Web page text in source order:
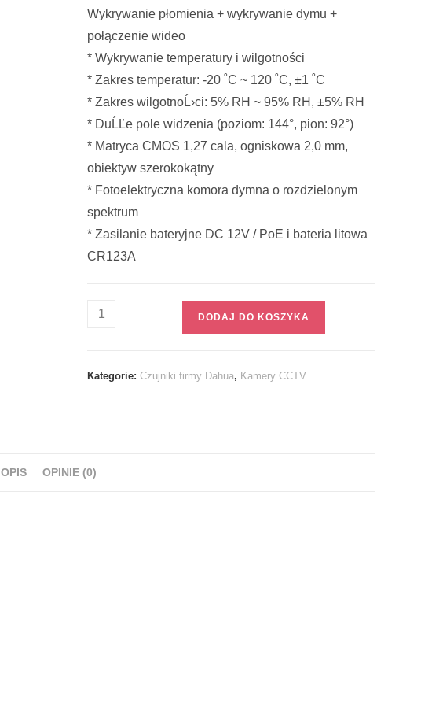
Wykrywanie płomienia + wykrywanie dymu +
połączenie wideo
* Wykrywanie temperatury i wilgotności
* Zakres temperatur: -20 ˚C ~ 120 ˚C, ±1 ˚C
* Zakres wilgotnoĹ›ci: 5% RH ~ 95% RH, ±5% RH
* DuĹĽe pole widzenia (poziom: 144°, pion: 92°)
* Matryca CMOS 1,27 cala, ogniskowa 2,0 mm,
obiektyw szerokokątny
* Fotoelektryczna komora dymna o rozdzielonym
spektrum
* Zasilanie bateryjne DC 12V / PoE i bateria litowa
CR123A
DODAJ DO KOSZYKA
Kategorie:Czujniki firmy Dahua, Kamery CCTV
OPIS OPINIE (0)